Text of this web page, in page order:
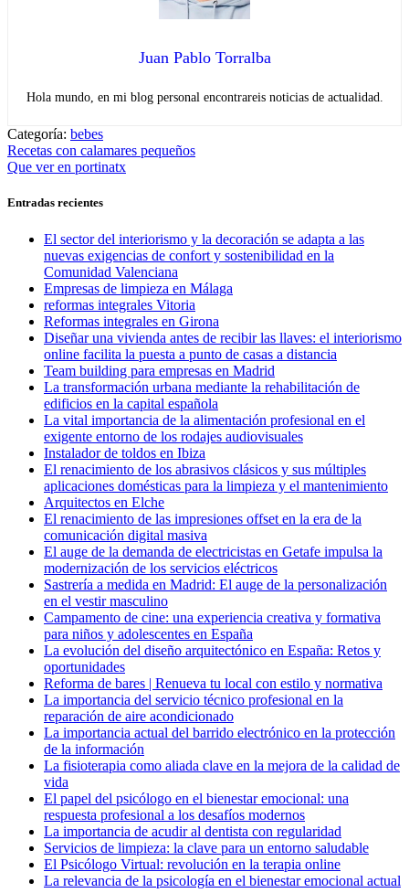
Juan Pablo Torralba
Hola mundo, en mi blog personal encontrareis noticias de actualidad.
Categoría: bebes
Navegación
de
entradas
Entrada
anterior:
Recetas con calamares pequeños
Entrada
Que ver en portinatx
Entradas recientes
El sector del interiorismo y la decoración se adapta a las
nuevas exigencias de confort y sostenibilidad en la
Comunidad Valenciana
Empresas de limpieza en Málaga
reformas integrales Vitoria
Reformas integrales en Girona
Diseñar una vivienda antes de recibir las llaves: el interiorismo
online facilita la puesta a punto de casas a distancia
Team building para empresas en Madrid
La transformación urbana mediante la rehabilitación de
edificios en la capital española
La vital importancia de la alimentación profesional en el
exigente entorno de los rodajes audiovisuales
Instalador de toldos en Ibiza
El renacimiento de los abrasivos clásicos y sus múltiples
aplicaciones domésticas para la limpieza y el mantenimiento
Arquitectos en Elche
El renacimiento de las impresiones offset en la era de la
comunicación digital masiva
El auge de la demanda de electricistas en Getafe impulsa la
modernización de los servicios eléctricos
Sastrería a medida en Madrid: El auge de la personalización
en el vestir masculino
Campamento de cine: una experiencia creativa y formativa
para niños y adolescentes en España
La evolución del diseño arquitectónico en España: Retos y
oportunidades
Reforma de bares | Renueva tu local con estilo y normativa
La importancia del servicio técnico profesional en la
reparación de aire acondicionado
La importancia actual del barrido electrónico en la protección
de la información
La fisioterapia como aliada clave en la mejora de la calidad de
vida
El papel del psicólogo en el bienestar emocional: una
respuesta profesional a los desafíos modernos
La importancia de acudir al dentista con regularidad
Servicios de limpieza: la clave para un entorno saludable
El Psicólogo Virtual: revolución en la terapia online
La relevancia de la psicología en el bienestar emocional actual